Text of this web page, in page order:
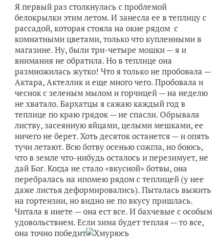
Я первый раз столкнулась с проблемой
белокрылки этим летом. И занесла ее в теплицу с
рассадой, которая стояла на окне рядом с
комнатными цветами, только что купленными в
магазине. Ну, были три-четыре мошки — я и
внимания не обратила. Но в теплице она
размножилась жутко! Что я только не пробовала —
Актара, Актеллик и еще много чего. Пробовала и
чеснок с зеленым мылом и горчицей — на неделю
не хватало. Бархатцы я сажаю каждый год в
теплице по краю грядок — не спасли. Обрывала
листву, засеянную яйцами, целыми мешками, ее
ничего не берет. Хоть десяток останется — и опять
тучи летают. Всю ботву осенью сожгла, но боюсь,
что в земле что-нибудь осталось и перезимует, не
дай Бог. Когда не стало «вкусной» ботвы, она
перебралась на ипомею рядом с теплицей (у нее
даже листья деформировались). Пыталась выжить
на гортензии, но видно не по вкусу пришлась.
Читала в инете — она ест все. И бахчевые с особым
удовольствием. Если зима будет теплая — то все,
она точно победит